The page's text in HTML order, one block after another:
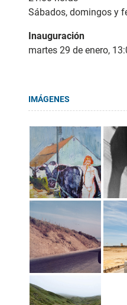
Sábados, domingos y
Inauguración
martes 29 de enero,
IMÁGENES